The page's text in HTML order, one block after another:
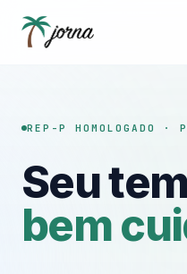
REP-P HOMOLOGADO ·
Seu
bem